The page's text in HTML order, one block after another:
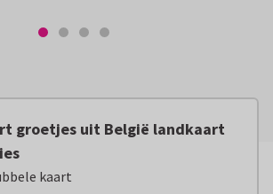
groetjes uit België landkaart
kaart
verzendkosten